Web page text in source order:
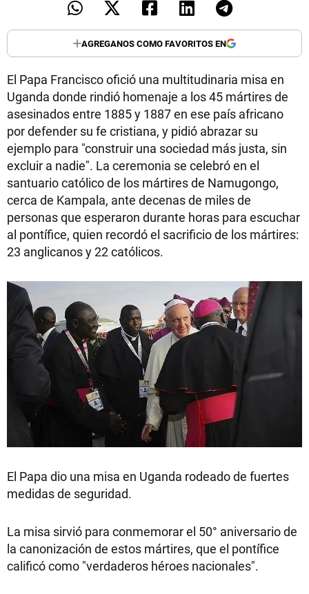
AGREGANOS COMO FAVORITOS EN
El Papa Francisco ofició una multitudinaria misa en
Uganda donde rindió homenaje a los 45 mártires de
asesinados entre 1885 y 1887 en ese país africano
por defender su fe cristiana, y pidió abrazar su
ejemplo para "construir una sociedad más justa, sin
excluir a nadie". La ceremonia se celebró en el
santuario católico de los mártires de Namugongo,
cerca de Kampala, ante decenas de miles de
personas que esperaron durante horas para escuchar
al pontífice, quien recordó el sacrificio de los mártires:
23 anglicanos y 22 católicos.
El Papa dio una misa en Uganda rodeado de fuertes
medidas de seguridad.
La misa sirvió para conmemorar el 50° aniversario de
la canonización de estos mártires, que el pontífice
calificó como "verdaderos héroes nacionales".